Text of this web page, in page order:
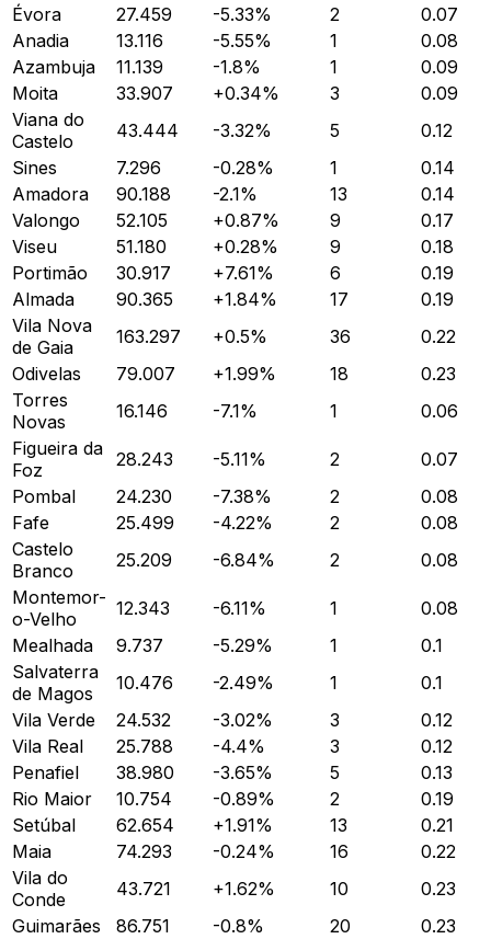
Évora
27.459 -5.33% 2
0.07
Anadia
13.116 -5.55% 1
0.08
Azambuja
11.139 -1.8% 1
0.09
Moita
33.907 +0.34% 3
0.09
Viana do
Castelo
43.444 -3.32% 5
0.12
Sines
7.296 -0.28% 1
0.14
Amadora
90.188 -2.1% 13
0.14
Valongo
52.105 +0.87% 9
0.17
Viseu
51.180 +0.28% 9
0.18
Portimão
30.917 +7.61% 6
0.19
Almada
90.365 +1.84% 17
0.19
Vila Nova
de Gaia
163.297 +0.5% 36
0.22
Odivelas
79.007 +1.99% 18
0.23
Torres
Novas
16.146 -7.1% 1
0.06
Figueira da
Foz
28.243 -5.11% 2
0.07
Pombal
24.230 -7.38% 2
0.08
Fafe
25.499 -4.22% 2
0.08
Castelo
Branco
25.209 -6.84% 2
0.08
Montemor-
o-Velho
12.343 -6.11% 1
0.08
Mealhada
9.737 -5.29% 1
0.1
Salvaterra
de Magos
10.476 -2.49% 1
0.1
Vila Verde
24.532 -3.02% 3
0.12
Vila Real
25.788 -4.4% 3
0.12
Penafiel
38.980 -3.65% 5
0.13
Rio Maior
10.754 -0.89% 2
0.19
Setúbal
62.654 +1.91% 13
0.21
Maia
74.293 -0.24% 16
0.22
Vila do
Conde
43.721 +1.62% 10
0.23
Guimarães
86.751 -0.8% 20
0.23